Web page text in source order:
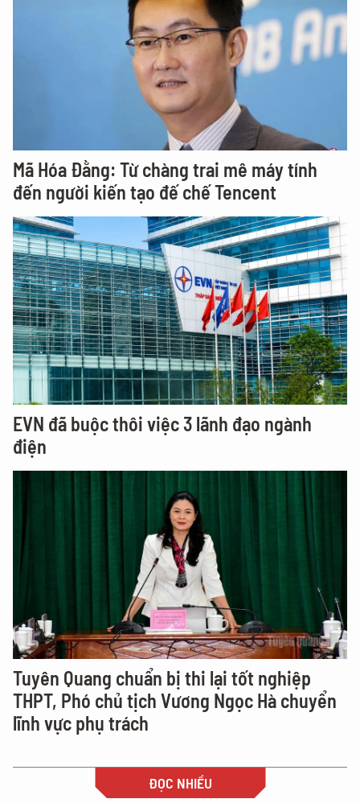
Mã Hóa Đằng: Từ chàng trai mê máy tính
đến người kiến tạo đế chế Tencent
EVN đã buộc thôi việc 3 lãnh đạo ngành
điện
Tuyên Quang chuẩn bị thi lại tốt nghiệp
THPT, Phó chủ tịch Vương Ngọc Hà chuyển
lĩnh vực phụ trách
ĐỌC NHIỀU